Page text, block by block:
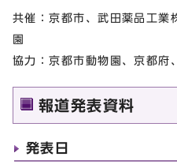
共催：京都市、武田薬品工業
協力：京都市動物園、京都府
報道発表資料
発表日